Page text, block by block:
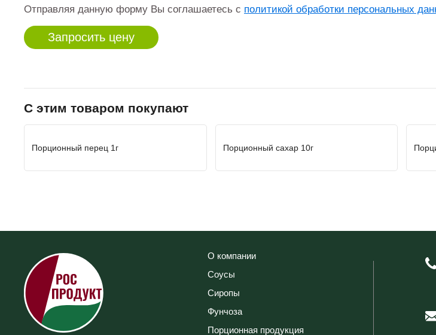
Отправляя данную форму Вы соглашаетесь с политикой обработки персональных
С этим товаром покупают
Порционный перец 1г Порционный сахар 10г
О компании
Соусы
Сиропы
Фунчоза
Порционная продукция